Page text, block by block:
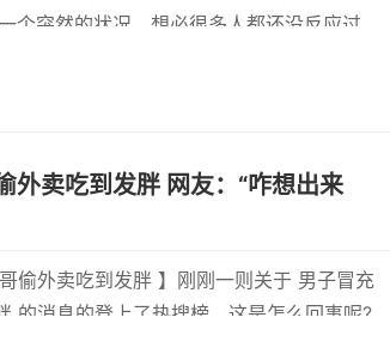
个突然的状况，想必很多人都还没反应过来
胖 网友：“咋想出来
偷外卖吃到发胖 】刚刚一则关于 男子冒充
的消息的登上了热搜榜，这是怎么回事呢?